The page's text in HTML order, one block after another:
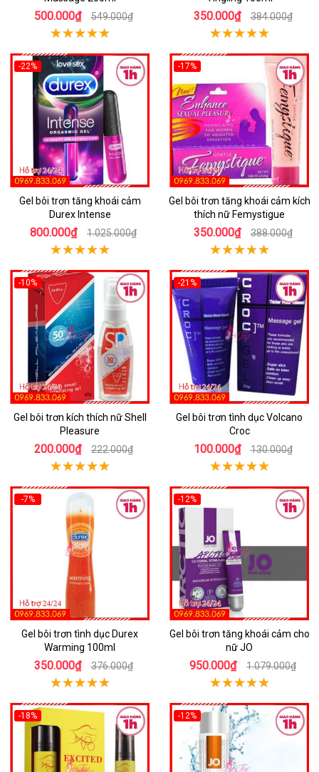
500.000₫ 549.000₫ 350.000₫ 384.000₫
-22%
Gel bôi trơn tăng khoái cảm
Durex Intense
800.000₫ 1.025.000₫
-17%
Gel bôi trơn tăng khoái cảm kích
thích nữ Femystigue
350.000₫ 388.000₫
-10%
Gel bôi trơn kích thích nữ Shell
Pleasure
200.000₫ 222.000₫
-21%
Gel bôi trơn tình dục Volcano
Croc
100.000₫ 130.000₫
-7%
Gel bôi trơn tình dục Durex
Warming 100ml
350.000₫ 376.000₫
-12%
Gel bôi trơn tăng khoái cảm cho
nữ JO
950.000₫ 1.079.000₫
-18% -12%